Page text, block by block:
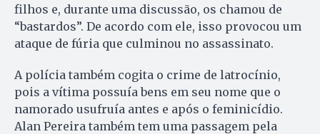
filhos e, durante uma discussão, os chamou de
“bastardos”. De acordo com ele, isso provocou um
ataque de fúria que culminou no assassinato.
A polícia também cogita o crime de latrocínio,
pois a vítima possuía bens em seu nome que o
namorado usufruía antes e após o feminicídio.
Alan Pereira também tem uma passagem pela